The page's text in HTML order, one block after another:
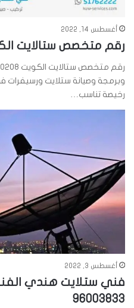
أغسطس 14, 2022
رقم متخصص ستالايت
وبرمجة وصيانة ستلايت ورسيفرات
رخيصة تناسب…
أغسطس 3, 2022
فني ستلايت هندي
96003833